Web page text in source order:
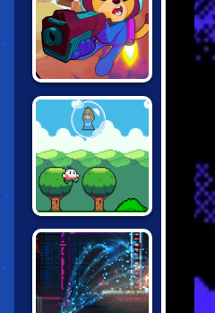
GOODBOY
GALAXY
SUPER ONION
BOY